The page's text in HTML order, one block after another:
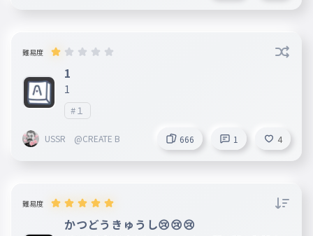
難易度
1
1
#１
USSR @CREATE B 666 1 4
難易度
かつどうきゅうし😢😢😢